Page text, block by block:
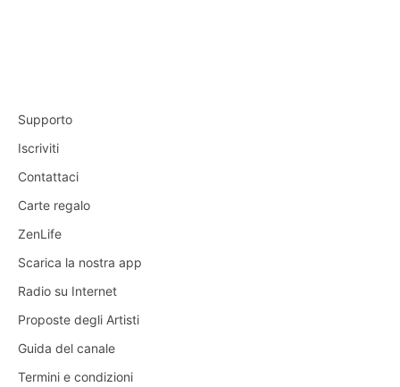
Supporto
Iscriviti
Contattaci
Carte regalo
ZenLife
Scarica la nostra app
Radio su Internet
Proposte degli Artisti
Guida del canale
Termini e condizioni